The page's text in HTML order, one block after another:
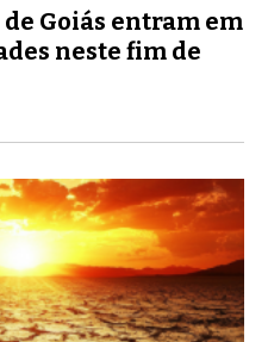
Goiás entram em
neste fim de